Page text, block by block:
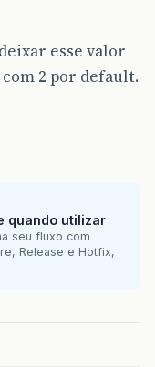
esse valor
com 2 por default.
quando utilizar
seu fluxo com
Release e Hotfix,